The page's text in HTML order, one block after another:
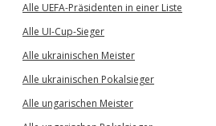
Alle UEFA-Präsidenten in einer Liste
Alle UI-Cup-Sieger
Alle ukrainischen Meister
Alle ukrainischen Pokalsieger
Alle ungarischen Meister